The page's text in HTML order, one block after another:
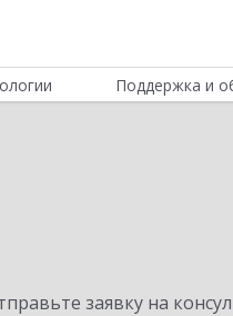
Поддержка и
заявку на